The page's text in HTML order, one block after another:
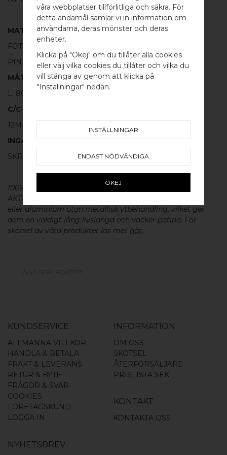
WELCOME TO
BB SWEDEN HARDWARE
Välj land / Choose country
MATERIAL
FOT:
PINNE:
100% POLERAT ROSTFRITT STÅL
MÅTT
L: 80MM H: 30MM TJ: 8MM
C/C-MÅTT​
12MM
INGÅR
SKRUV FÖR LUCKA: M4 X 25MM - 2 ST
100% ÄKTA METALL - Alla våra beslag är tillverkade av
ÄKTA massiv mässing, koppar, rostfritt stål
eller aluminium utan metallisk ytbehandling, vilket ger
dem en väldigt lång livslängd och vacker patina. För
skötsel av våra produkter läs mer här.
KUNDSERVICE
ALLMÄNNA VILLKOR
HANDLA & BETALA
FRAKT & LEVERANS
RETUR & BYTE
FRÅGOR & SVAR
COOKIES
FÖRETAGSKUND
LOGGA IN
INFORMATION
OM OSS
SKÖTSEL
ÅTERFÖRSÄLJARE
PRISLISTA SEK
KONTAKT
KONTAKTA OSS
NYHETSBREV
våra webbplatser tillförlitliga och säkra. För
detta ändamål samlar vi in information om
användarna, deras mönster och deras
enheter.
Klicka på "Okej" om du tillåter alla cookies
eller välj vilka cookies du tillåter och vilka du
vill stänga av genom att klicka på
"Inställningar" nedan.
INSTÄLLNINGAR
ENDAST NÖDVÄNDIGA
OKEJ